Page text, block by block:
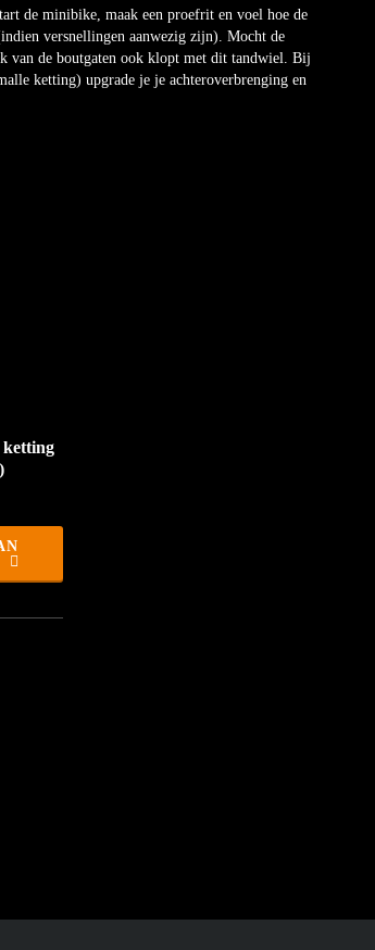
de minibike, maak een proefrit en voel hoe de
versnellingen aanwezig zijn). Mocht de
van de boutgaten ook klopt met dit tandwiel. Bij
ketting) upgrade je je achteroverbrenging en